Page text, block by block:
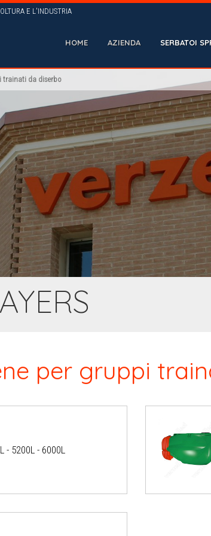
E L'INDUSTRIA
HOME AZIENDA SERBATOI
trainati da diserbo
per gruppi
- 5200L - 6000L